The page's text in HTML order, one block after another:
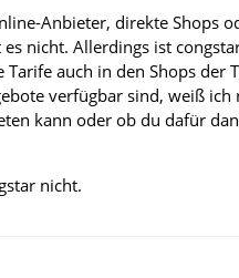
Anbieter, direkte Shops
nicht. Allerdings ist
auch in den Shops der
verfügbar sind, weiß
kann oder ob du dafür
nicht.